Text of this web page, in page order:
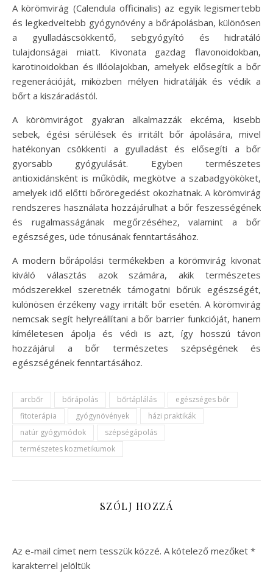
A körömvirág (Calendula officinalis) az egyik legismertebb
és legkedveltebb gyógynövény a bőrápolásban, különösen
a gyulladáscsökkentő, sebgyógyító és hidratáló
tulajdonságai miatt. Kivonata gazdag flavonoidokban,
karotinoidokban és illóolajokban, amelyek elősegítik a bőr
regenerációját, miközben mélyen hidratálják és védik a
bőrt a kiszáradástól.
A körömvirágot gyakran alkalmazzák ekcéma, kisebb
sebek, égési sérülések és irritált bőr ápolására, mivel
hatékonyan csökkenti a gyulladást és elősegíti a bőr
gyorsabb gyógyulását. Egyben természetes
antioxidánsként is működik, megkötve a szabadgyököket,
amelyek idő előtti bőröregedést okozhatnak. A körömvirág
rendszeres használata hozzájárulhat a bőr feszességének
és rugalmasságának megőrzéséhez, valamint a bőr
egészséges, üde tónusának fenntartásához.
A modern bőrápolási termékekben a körömvirág kivonat
kiváló választás azok számára, akik természetes
módszerekkel szeretnék támogatni bőrük egészségét,
különösen érzékeny vagy irritált bőr esetén. A körömvirág
nemcsak segít helyreállítani a bőr barrier funkcióját, hanem
kíméletesen ápolja és védi is azt, így hosszú távon
hozzájárul a bőr természetes szépségének és
egészségének fenntartásához.
arcbőr bőrápolás bőrtáplálás
egészséges bőr
fitoterápia
gyógynövények
házi praktikák
natúr gyógymódok
szépségápolás
természetes kozmetikumok
SZÓLJ HOZZÁ
Az e-mail címet nem tesszük közzé. A kötelező mezőket *
karakterrel jelöltük